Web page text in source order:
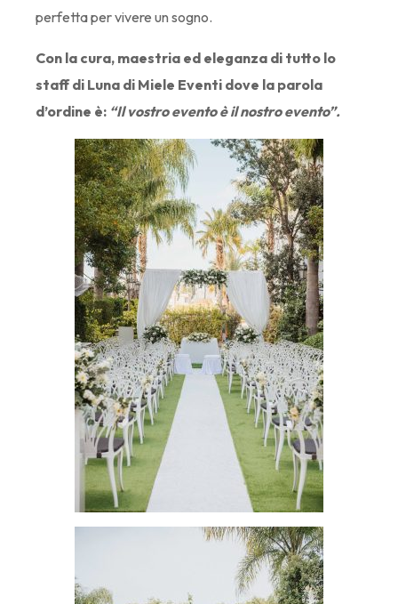
perfetta per vivere un sogno.
Con la cura, maestria ed eleganza di tutto lo
staff di Luna di Miele Eventi dove la parola
d’ordine è: “Il vostro evento è il nostro evento”.